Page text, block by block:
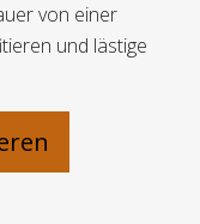
von einer
und lästige